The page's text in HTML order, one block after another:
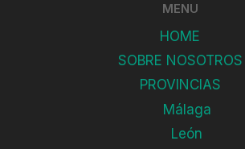
MENU
HOME
SOBRE NOSOTROS
PROVINCIAS
Málaga
León